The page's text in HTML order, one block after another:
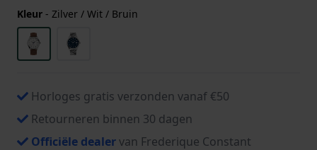
Kleur - Zilver / Wit / Bruin
Horloges gratis verzonden vanaf €50
Retourneren binnen 30 dagen
Officiële dealervan Frederique Constant